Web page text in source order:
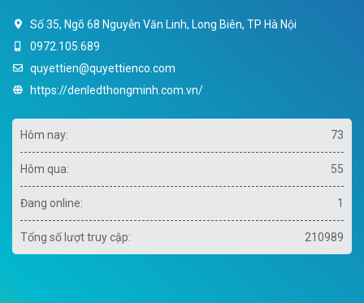
Số 35, Ngõ 68 Nguyễn Văn Linh, Long Biên, TP Hà Nội
0972.105.689
quyettien@quyettienco.com
https://denledthongminh.com.vn/
73
Hôm nay:
55
Hôm qua:
1
Đang online:
210989
Tổng số lượt truy cập: